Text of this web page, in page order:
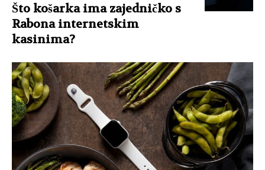
Što košarka ima zajedničko s
Rabona internetskim
kasinima?